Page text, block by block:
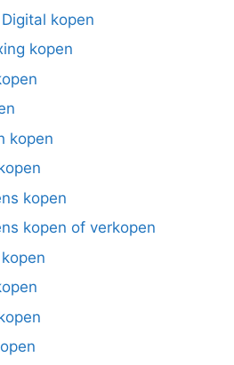
kopen
kopen
kopen
kopen
kopen of verkopen